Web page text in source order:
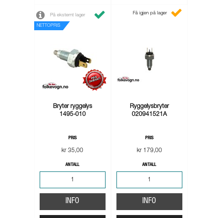
NETTOPRIS
På eksternt lager
Bryter ryggelys
1495-010
PRIS
kr 35,00
ANTALL
INFO
Få igjen på lager
Ryggelysbryter
020941521A
PRIS
kr 179,00
ANTALL
INFO